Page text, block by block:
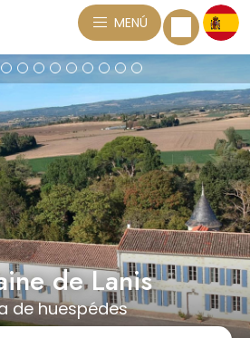
MENÚ
de Lanis
de huespédes